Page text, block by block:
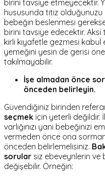
birini tavsiye etmeyecektir.
hususunda titiz olduğunuzu
bebeğin beslenmesi
birini tavsiye edecektir.
kirli kıyafetle gezmesi
yemeğini yesin de gerisi
takılmayabilir.
İşe almadan önce
önceden belirleyin.
Güvendiğiniz birinden
seçmek için yeterli değildir.
varlığınızı yani bebeğinizi
vermeden önce ona
önceden belirlemelisiniz.
sorular siz ebeveynlerin ve
değişebilir. Örneğin: